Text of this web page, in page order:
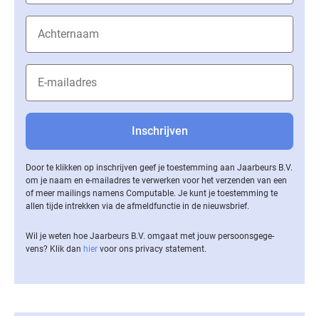
Door te klikken op inschrijven geef je toestemming aan Jaarbeurs B.V.
om je naam en e-mailadres te verwerken voor het verzenden van een
of meer mailings namens Computable. Je kunt je toestemming te
allen tijde intrekken via de af­meld­func­tie in de nieuwsbrief.
Wil je weten hoe Jaarbeurs B.V. omgaat met jouw per­soons­ge­ge­
vens? Klik dan hier voor ons privacy statement.